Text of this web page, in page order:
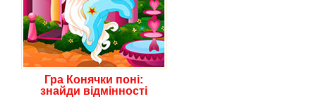
Гра Конячки поні:
знайди відмінності